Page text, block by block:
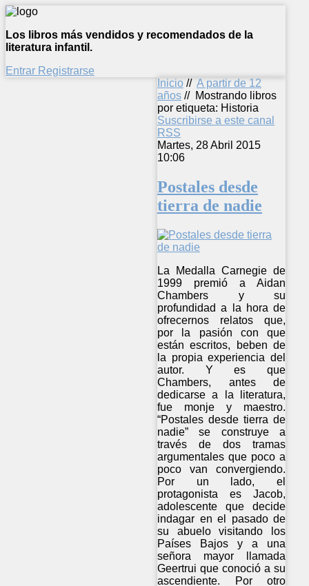
Los libros más vendidos y recomendados de la
literatura infantil.
Entrar Registrarse
Inicio // A partir de 12
años // Mostrando libros
por etiqueta: Historia
Suscribirse a este canal
RSS
Martes, 28 Abril 2015
10:06
Postales desde
tierra de nadie
La Medalla Carnegie de
1999 premió a Aidan
Chambers y su
profundidad a la hora de
ofrecernos relatos que,
por la pasión con que
están escritos, beben de
la propia experiencia del
autor. Y es que
Chambers, antes de
dedicarse a la literatura,
fue monje y maestro.
“Postales desde tierra de
nadie” se construye a
través de dos tramas
argumentales que poco a
poco van convergiendo.
Por un lado, el
protagonista es Jacob,
adolescente que decide
indagar en el pasado de
su abuelo visitando los
Países Bajos y a una
señora mayor llamada
Geertrui que conoció a su
ascendiente. Por otro